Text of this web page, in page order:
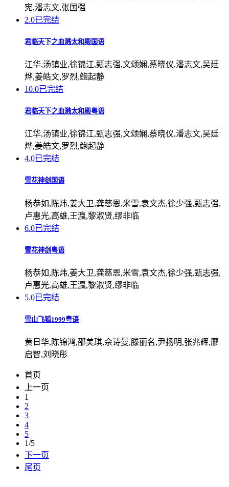
宪,潘志文,张国强
2.0已完结
君临天下之血溅太和殿国语
江华,汤镇业,徐锦江,甄志强,文颂娴,蔡晓仪,潘志文,吴廷
烨,姜皓文,罗烈,鲍起静
10.0已完结
君临天下之血溅太和殿粤语
江华,汤镇业,徐锦江,甄志强,文颂娴,蔡晓仪,潘志文,吴廷
烨,姜皓文,罗烈,鲍起静
4.0已完结
雪花神剑国语
杨恭如,陈炜,姜大卫,龚慈恩,米雪,袁文杰,徐少强,甄志强,
卢惠光,高雄,王瀛,黎淑贤,缪非临
6.0已完结
雪花神剑粤语
杨恭如,陈炜,姜大卫,龚慈恩,米雪,袁文杰,徐少强,甄志强,
卢惠光,高雄,王瀛,黎淑贤,缪非临
5.0已完结
雪山飞狐1999粤语
黄日华,陈锦鸿,邵美琪,佘诗曼,滕丽名,尹扬明,张兆辉,廖
启智,刘晓彤
首页
上一页
1
2
3
4
5
1/5
下一页
尾页